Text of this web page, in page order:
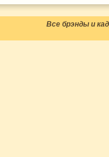
Все брэнды и